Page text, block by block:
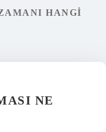
HANGI
NE